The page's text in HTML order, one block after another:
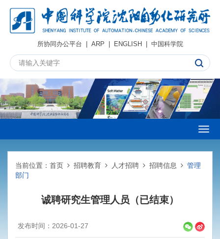
所协同办公平台 | ARP | ENGLISH| 中国科学院
当前位置： 首页 招聘教育 人才招聘 招聘信息
管理
部门
诚聘研究生管理人员（已结束）
发布时间：2026-01-27